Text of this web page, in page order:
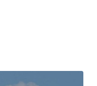
main menu